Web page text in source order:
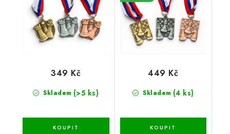
Skladem (>5 ks)
349 Kč
Skladem (4 ks)
449 Kč